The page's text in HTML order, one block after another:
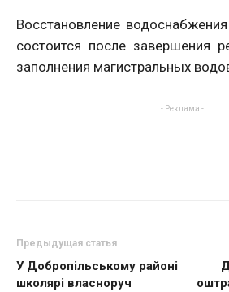
Восстановление
состоится после завершения
заполнения магистральных
- Реклама -
Предыдущая статья
У Добропільському районі
школярі власноруч